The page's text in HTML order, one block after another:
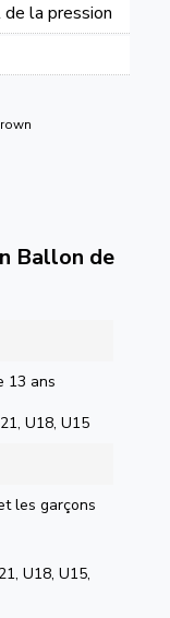
la pression
Ballon de
13 ans
U18, U15
les garçons
U18, U15,